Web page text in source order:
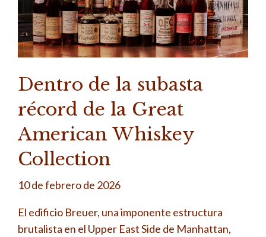
Dentro de la subasta
récord de la Great
American Whiskey
Collection
10 de febrero de 2026
El edificio Breuer, una imponente estructura
brutalista en el Upper East Side de Manhattan,